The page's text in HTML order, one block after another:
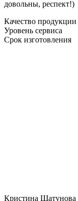
довольны, респект!)
Качество продукции
Уровень сервиса
Срок изготовления
Кристина Шатунова